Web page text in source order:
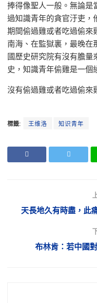
捧得像聖人一般。無論是
過知識青年的貪官汙吏，
期間偷過雞或者吃過偷來
南海、在監獄裏，最晚在
國歷史研究院有沒有膽量
史，知識青年偷雞是一個
沒有偷過雞或者吃過偷來
標籤: 王维洛 知识青年
天長地久有時盡，此
布林肯：若中國